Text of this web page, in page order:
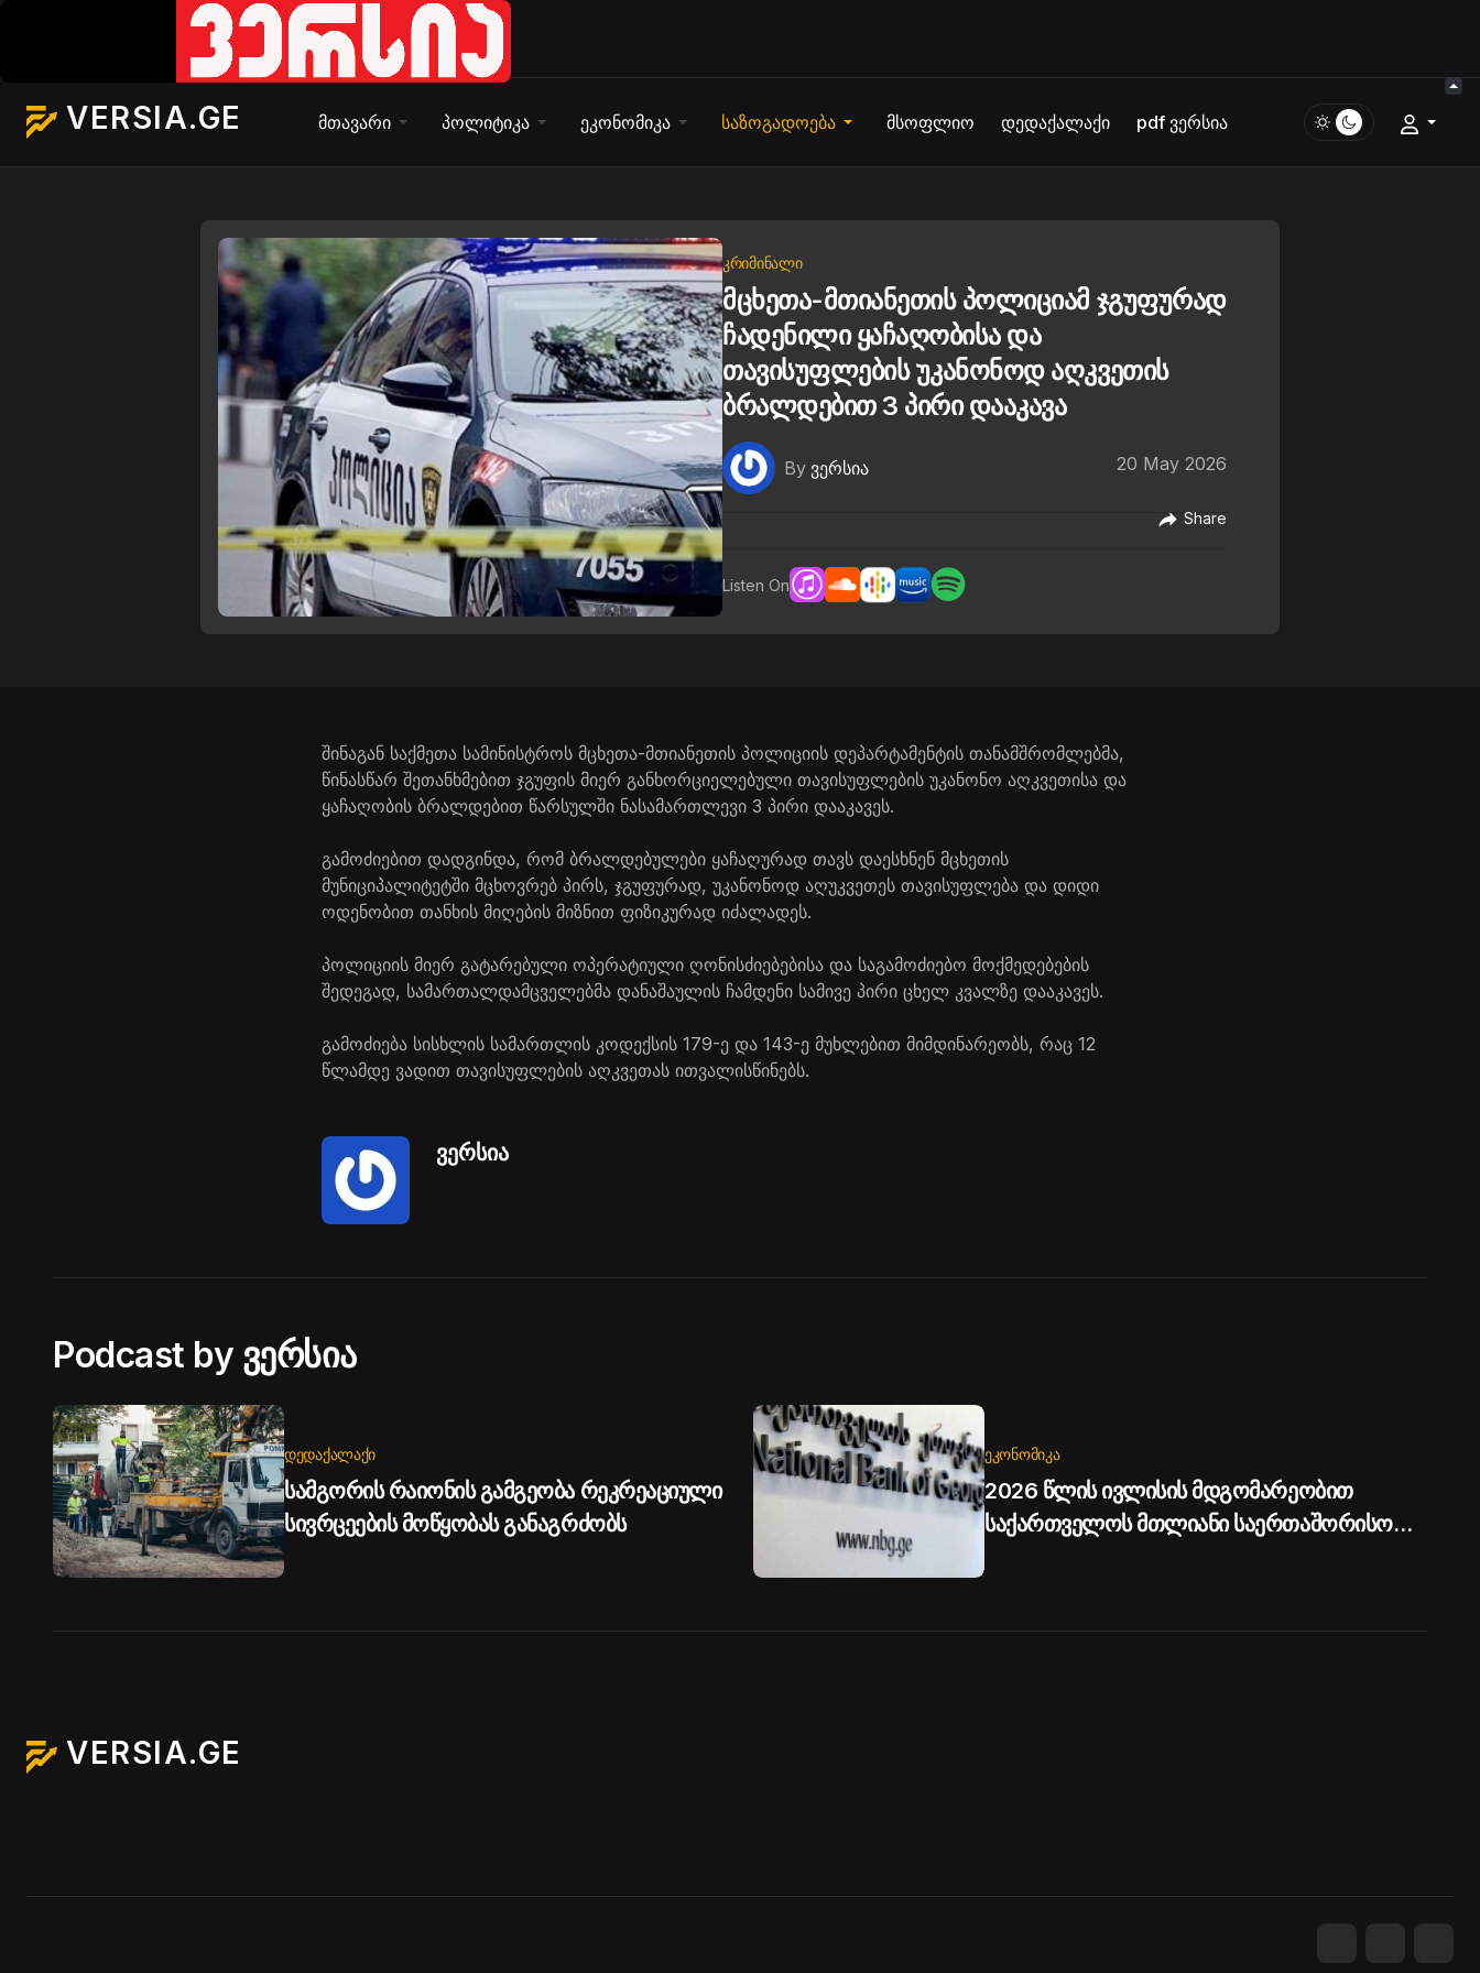
VERSIA.GE მთავარი პოლიტიკა ეკონომიკა საზოგადოება მსოფლიო დედაქალაქი pdf ვერსია
ᲙᲠᲘᲛᲘᲜᲐᲚᲘ
მცხეთა-მთიანეთის პოლიციამ ჯგუფურად
ჩადენილი ყაჩაღობისა და
თავისუფლების უკანონოდ აღკვეთის
ბრალდებით 3 პირი დააკავა
By ვერსია 20 May 2026
Share
Listen On
შინაგან საქმეთა სამინისტროს მცხეთა-მთიანეთის პოლიციის დეპარტამენტის თანამშრომლებმა,
წინასწარ შეთანხმებით ჯგუფის მიერ განხორციელებული თავისუფლების უკანონო აღკვეთისა და
ყაჩაღობის ბრალდებით წარსულში ნასამართლევი 3 პირი დააკავეს.
გამოძიებით დადგინდა, რომ ბრალდებულები ყაჩაღურად თავს დაესხნენ მცხეთის
მუნიციპალიტეტში მცხოვრებ პირს, ჯგუფურად, უკანონოდ აღუკვეთეს თავისუფლება და დიდი
ოდენობით თანხის მიღების მიზნით ფიზიკურად იძალადეს.
პოლიციის მიერ გატარებული ოპერატიული ღონისძიებებისა და საგამოძიებო მოქმედებების
შედეგად, სამართალდამცველებმა დანაშაულის ჩამდენი სამივე პირი ცხელ კვალზე დააკავეს.
გამოძიება სისხლის სამართლის კოდექსის 179-ე და 143-ე მუხლებით მიმდინარეობს, რაც 12
წლამდე ვადით თავისუფლების აღკვეთას ითვალისწინებს.
ვერსია
Podcast by ვერსია
ᲓᲔᲓᲐᲥᲐᲚᲐᲥᲘ
სამგორის რაიონის გამგეობა რეკრეაციული
სივრცეების მოწყობას განაგრძობს
ᲔᲙᲝᲜᲝᲛᲘᲙᲐ
2026 წლის ივლისის მდგომარეობით
საქართველოს მთლიანი საერთაშორისო
VERSIA.GE